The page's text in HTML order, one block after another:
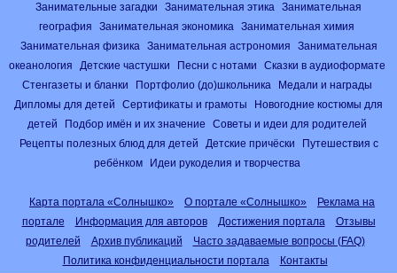
Занимательные загадки
Занимательная этика
Занимательная
география
Занимательная экономика
Занимательная химия
Занимательная физика
Занимательная астрономия
Занимательная
океанология
Детские частушки Песни с нотами
Сказки в аудиоформате
Стенгазеты и бланки
Портфолио (до)школьника
Медали и награды
Дипломы для детей
Сертификаты и грамоты
Новогодние костюмы для
детей
Подбор имён и их значение
Советы и идеи для родителей
Рецепты полезных блюд для детей
Детские причёски
Путешествия с
ребёнком
Идеи рукоделия и творчества
Карта портала «Солнышко» О портале «Солнышко»
Реклама на
портале
Информация для авторов Достижения портала
Отзывы
родителей
Архив публикаций
Часто задаваемые вопросы (FAQ)
Политика конфиденциальности портала
Контакты